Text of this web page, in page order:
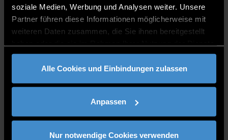
soziale Medien, Werbung und Analysen weiter. Unsere
Partner führen diese Informationen möglicherweise mit
weiteren Daten zusammen, die Sie ihnen bereitgestellt
gesammelt haben.
Alle Cookies und Einbindungen zulassen
Anpassen
Nur notwendige Cookies verwenden